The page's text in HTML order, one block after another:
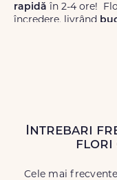
rapidă în 2-4 ore!
încredere, livrând
de calitate
Livrăm buchete de
să poți adresa un
Intrebari
flori
Cele mai